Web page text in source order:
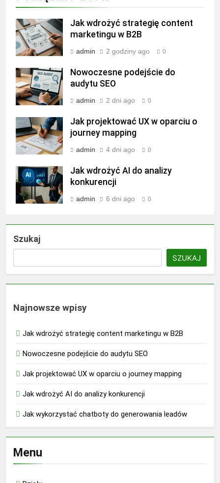
Jak wdrożyć strategię content
marketingu w B2B
admin 2 godziny ago 0
Nowoczesne podejście do
audytu SEO
admin 2 dni ago 0
Jak projektować UX w oparciu o
journey mapping
admin 4 dni ago 0
Jak wdrożyć AI do analizy
konkurencji
admin 6 dni ago 0
Szukaj
SZUKAJ
Najnowsze wpisy
Jak wdrożyć strategię content marketingu w B2B
Nowoczesne podejście do audytu SEO
Jak projektować UX w oparciu o journey mapping
Jak wdrożyć AI do analizy konkurencji
Jak wykorzystać chatboty do generowania leadów
Menu